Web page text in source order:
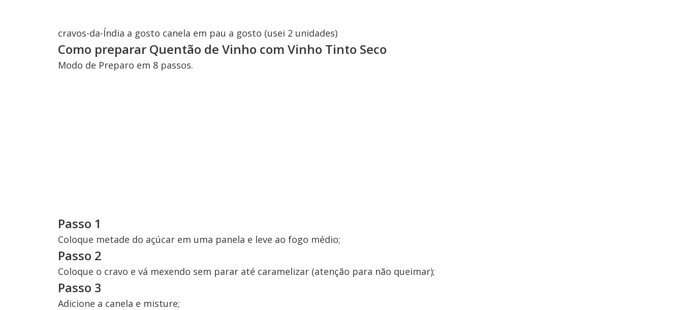
cravos-da-Índia a gosto canela em pau a gosto (usei 2 unidades)
Como preparar Quentão de Vinho com Vinho Tinto Seco
Modo de Preparo em 8 passos.
Passo 1
Coloque metade do açúcar em uma panela e leve ao fogo médio;
Passo 2
Coloque o cravo e vá mexendo sem parar até caramelizar (atenção para não queimar);
Passo 3
Adicione a canela e misture;